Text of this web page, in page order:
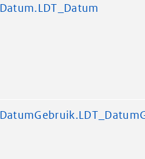
Datum.LDT_Datum